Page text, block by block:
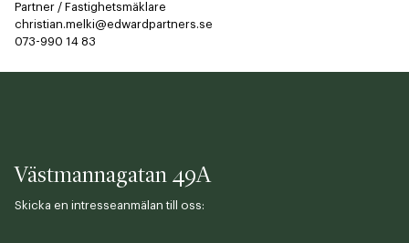
Partner / Fastighetsmäklare
christian.melki@edwardpartners.se
073-990 14 83
Västmannagatan 49A
Skicka en intresseanmälan till oss: